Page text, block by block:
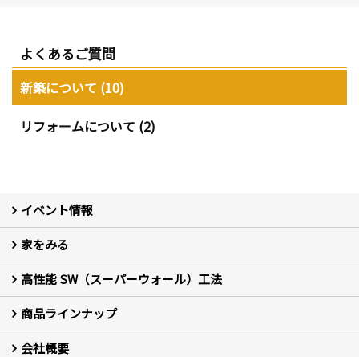
よくあるご質問
新築について (10)
リフォームについて (2)
イベント情報
イベント予告
イベント報告
家をみる
フォトギャラリー
現場レポート
お客様の声
高性能 SW（スーパーウォール）工法
新築住宅の制振SW工法
セミ新築のSW工法（断熱リノベーション）
商品ラインナップ
セミ新築 (商標登録第6729704号) Hi・da・ma・ri の家
完全自由設計 注文住宅
自然素材の家 注文住宅
T-CLASS-北欧風セレクト住宅
会社概要